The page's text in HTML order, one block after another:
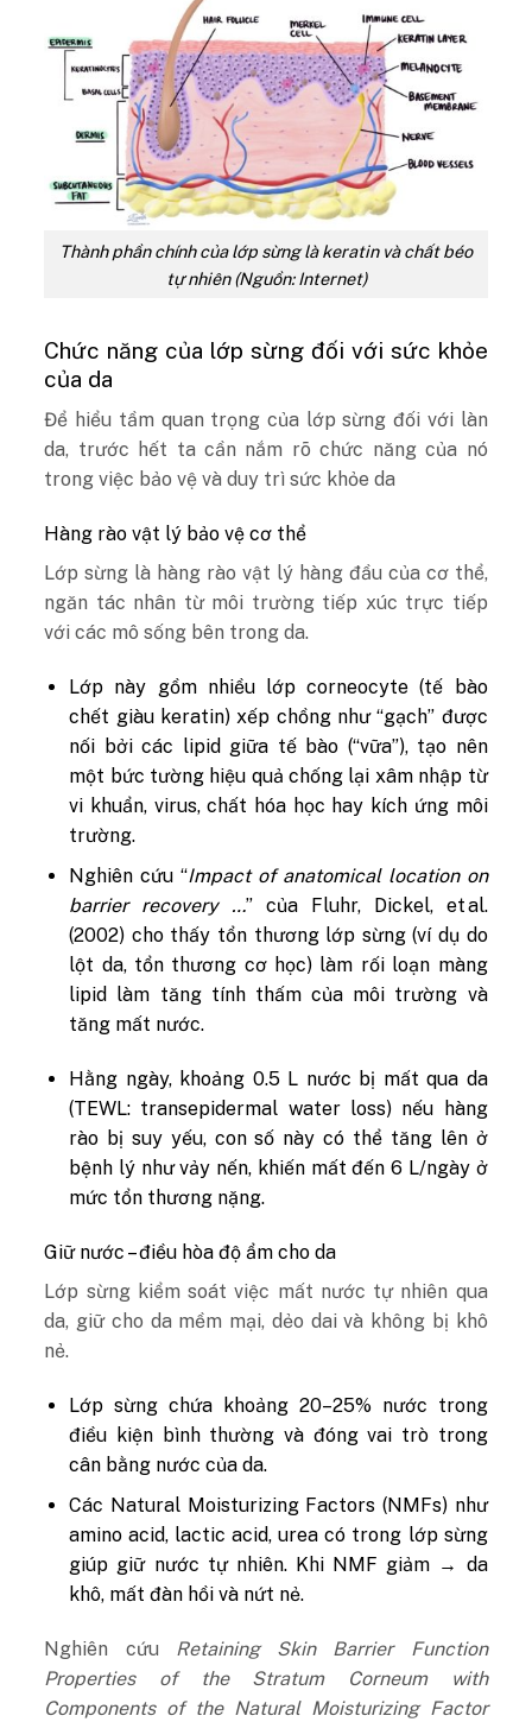
Thành phần chính của lớp sừng là keratin và chất béo
tự nhiên (Nguồn: Internet)
Chức năng của lớp sừng đối với sức khỏe
của da
Để hiểu tầm quan trọng của lớp sừng đối với làn
da, trước hết ta cần nắm rõ chức năng của nó
trong việc bảo vệ và duy trì sức khỏe da
Hàng rào vật lý bảo vệ cơ thể
Lớp sừng là hàng rào vật lý hàng đầu của cơ thể,
ngăn tác nhân từ môi trường tiếp xúc trực tiếp
với các mô sống bên trong da.
Lớp này gồm nhiều lớp corneocyte (tế bào
chết giàu keratin) xếp chồng như “gạch” được
nối bởi các lipid giữa tế bào (“vữa”), tạo nên
một bức tường hiệu quả chống lại xâm nhập từ
vi khuẩn, virus, chất hóa học hay kích ứng môi
trường.
Nghiên cứu “Impact of anatomical location on
barrier recovery …” của Fluhr, Dickel, et al.
(2002) cho thấy tổn thương lớp sừng (ví dụ do
lột da, tổn thương cơ học) làm rối loạn màng
lipid làm tăng tính thấm của môi trường và
tăng mất nước.
Hằng ngày, khoảng 0.5 L nước bị mất qua da
(TEWL: transepidermal water loss) nếu hàng
rào bị suy yếu, con số này có thể tăng lên ở
bệnh lý như vảy nến, khiến mất đến 6 L/ngày ở
mức tổn thương nặng.
Giữ nước – điều hòa độ ẩm cho da
Lớp sừng kiểm soát việc mất nước tự nhiên qua
da, giữ cho da mềm mại, dẻo dai và không bị khô
nẻ.
Lớp sừng chứa khoảng 20–25% nước trong
điều kiện bình thường và đóng vai trò trong
cân bằng nước của da.
Các Natural Moisturizing Factors (NMFs) như
amino acid, lactic acid, urea có trong lớp sừng
giúp giữ nước tự nhiên. Khi NMF giảm → da
khô, mất đàn hồi và nứt nẻ.
Nghiên cứu Retaining Skin Barrier Function
Properties of the Stratum Corneum with
Components of the Natural Moisturizing Factor